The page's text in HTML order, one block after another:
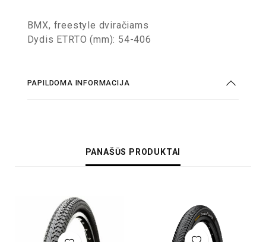
BMX, freestyle dviračiams
Dydis ETRTO (mm): 54-406
PAPILDOMA INFORMACIJA
PANAŠŪS PRODUKTAI